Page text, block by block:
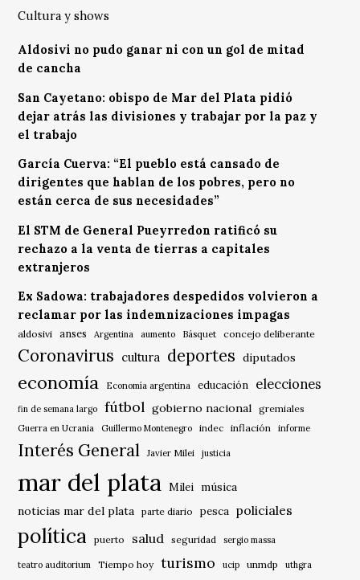
Cultura y shows
Aldosivi no pudo ganar ni con un gol de mitad
de cancha
San Cayetano: obispo de Mar del Plata pidió
dejar atrás las divisiones y trabajar por la paz y
el trabajo
García Cuerva: “El pueblo está cansado de
dirigentes que hablan de los pobres, pero no
están cerca de sus necesidades”
El STM de General Pueyrredon ratificó su
rechazo a la venta de tierras a capitales
extranjeros
Ex Sadowa: trabajadores despedidos volvieron a
reclamar por las indemnizaciones impagas
aldosivi anses Argentina aumento Básquet concejo deliberante
Coronavirus cultura deportes diputados
economía Economía argentina educación elecciones
fin de semana largo fútbol gobierno nacional gremiales
Guerra en Ucrania Guillermo Montenegro indec inflación informe
Interés General Javier Milei justicia
mar del plata Milei música
noticias mar del plata
parte diario pesca policiales
política puerto salud seguridad sergio massa
teatro auditorium Tiempo hoy turismo ucip unmdp
uthgra